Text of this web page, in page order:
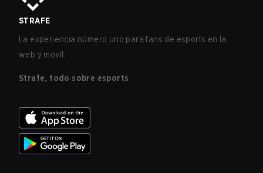
STRAFE
La experiencia número uno para fans de esports en la
web y móvil.
Strafe, todo sobre esports